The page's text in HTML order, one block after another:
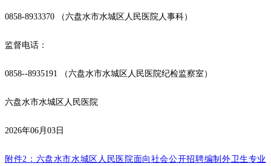
0858-8933370 （六盘水市水城区人民医院人事科）
监督电话：
0858--8935191 （六盘水市水城区人民医院纪检监察室）
六盘水市水城区人民医院
2026年06月03日
附件2：六盘水市水城区人民医院面向社会公开招聘编制外卫生专业